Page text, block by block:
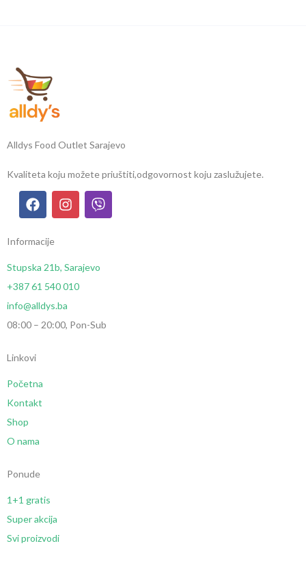
Alldys Food Outlet Sarajevo
Kvaliteta koju možete priuštiti,odgovornost koju zaslužujete.
Informacije
Stupska 21b, Sarajevo
+387 61 540 010
info@alldys.ba
08:00 – 20:00, Pon-Sub
Linkovi
Početna
Kontakt
Shop
O nama
Ponude
1+1 gratis
Super akcija
Svi proizvodi